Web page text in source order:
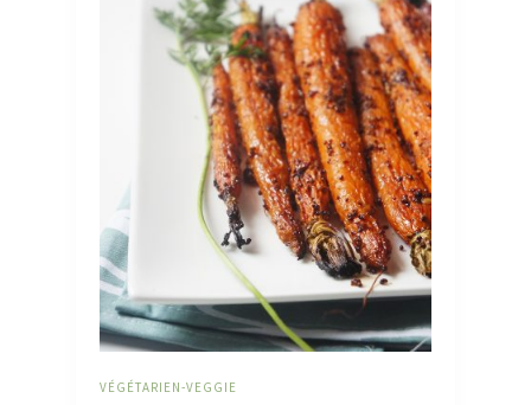
VÉGÉTARIEN-VEGGIE